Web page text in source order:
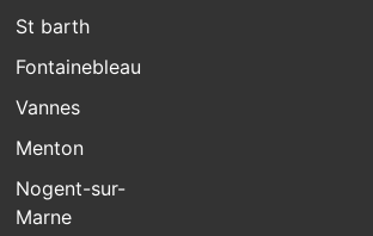
St barth
Fontainebleau
Vannes
Menton
Nogent-sur-
Marne